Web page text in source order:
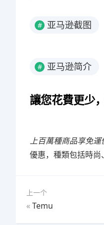
# 亚马逊截图
# 亚马逊简介
讓您花費更少
上百萬種商品享免運
優惠，種類包括時
上一个
«Temu